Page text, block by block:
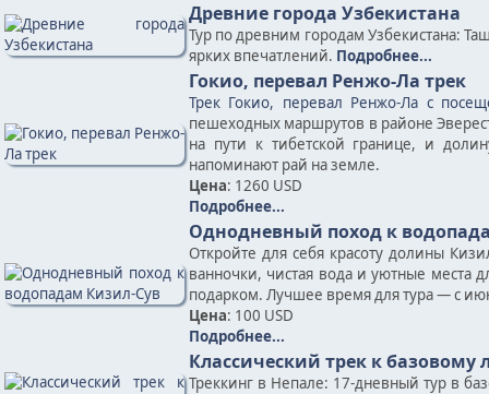
Древние города Узбекистана
Тур по древним городам Узбекистана:
ярких впечатлений. Подробнее...
Гокио, перевал Ренжо-Ла трек
Трек Гокио, перевал Ренжо-Ла с
пешеходных маршрутов в районе
на пути к тибетской границе, и
напоминают рай на земле.
Цена: 1260 USD
Подробнее...
Однодневный поход к
Откройте для себя красоту долины
ванночки, чистая вода и уютные места
подарком. Лучшее время для тура — с
Цена: 100 USD
Подробнее...
Классический трек к базовому
Треккинг в Непале: 17-дневный тур в